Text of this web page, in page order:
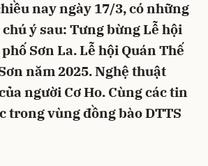
nay ngày 17/3, có những
ý sau: Tưng bừng Lễ hội
Sơn La. Lễ hội Quán Thế
năm 2025. Nghệ thuật
người Cơ Ho. Cùng các tin
trong vùng đồng bào DTTS